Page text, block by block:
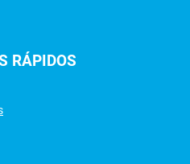
RÁPIDOS